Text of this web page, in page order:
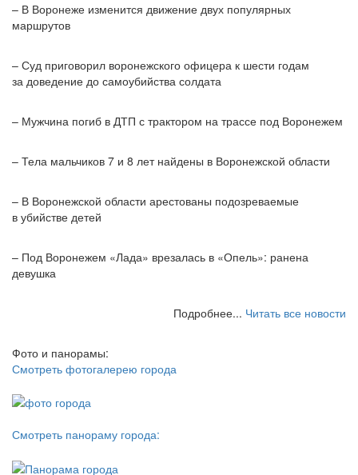
– В Воронеже изменится движение двух популярных
маршрутов
– Суд приговорил воронежского офицера к шести годам
за доведение до самоубийства солдата
– Мужчина погиб в ДТП с трактором на трассе под Воронежем
– Тела мальчиков 7 и 8 лет найдены в Воронежской области
– В Воронежской области арестованы подозреваемые
в убийстве детей
– Под Воронежем «Лада» врезалась в «Опель»: ранена
девушка
Подробнее... Читать все новости
Фото и панорамы:
Смотреть фотогалерею города
Смотреть панораму города: